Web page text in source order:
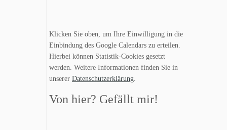
Klicken Sie oben, um Ihre Einwilligung in die
Einbindung des Google Calendars zu erteilen.
Hierbei können Statistik-Cookies gesetzt
werden. Weitere Informationen finden Sie in
unserer Datenschutzerklärung.
Von hier? Gefällt mir!